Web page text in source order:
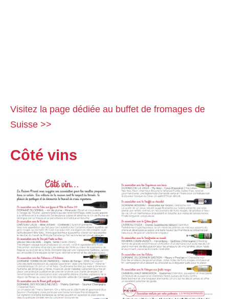
Visitez la page dédiée au buffet de fromages de
Suisse >>
Côté vins